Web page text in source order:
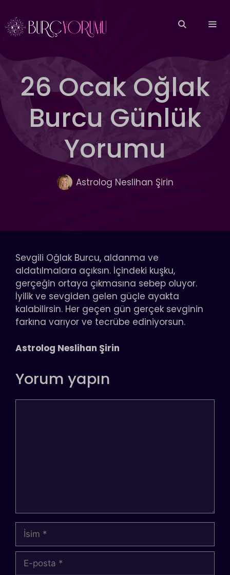
atla
26 Ocak Oğlak
Burcu Günlük
Yorumu
Astrolog Neslihan Şirin
Sevgili Oğlak Burcu, aldanma ve
aldatılmalara açıksın. İçindeki kuşku,
gerçeğin ortaya çıkmasına sebep oluyor.
İyilik ve sevgiden gelen güçle ayakta
kalabilirsin. Her geçen gün gerçek sevginin
farkına varıyor ve tecrübe ediniyorsun.
Astrolog Neslihan Şirin
Yorum yapın
İsim
posta